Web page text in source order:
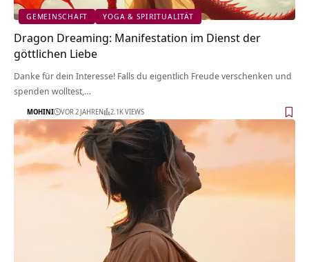
GEMEINSCHAFT YOGA & SPIRITUALITÄT
Dragon Dreaming: Manifestation im Dienst der
göttlichen Liebe
Danke für dein Interesse! Falls du eigentlich Freude verschenken und
spenden wolltest,…
MOHINI VOR 2 JAHREN 2.1K VIEWS